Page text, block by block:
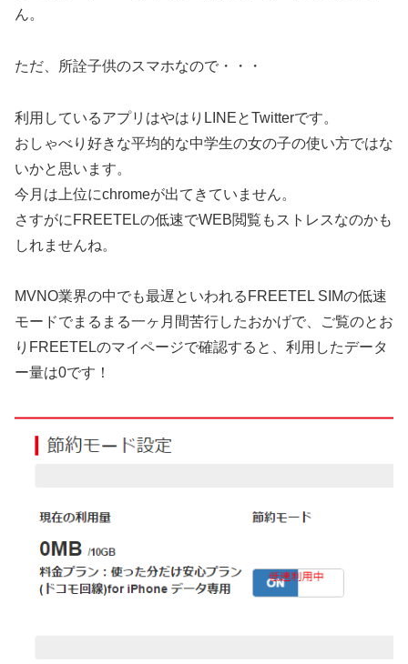
ん。
ただ、所詮子供のスマホなので・・・
利用しているアプリはやはりLINEとTwitterです。
おしゃべり好きな平均的な中学生の女の子の使い方ではな
いかと思います。
今月は上位にchromeが出てきていません。
さすがにFREETELの低速でWEB閲覧もストレスなのかも
しれませんね。
MVNO業界の中でも最遅といわれるFREETEL SIMの低速
モードでまるまる一ヶ月間苦行したおかげで、ご覧のとお
りFREETELのマイページで確認すると、利用したデータ
ー量は0です！